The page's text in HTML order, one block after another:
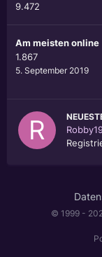
9.472
Am meisten online
1.867
5. September 2019
© 1999 -